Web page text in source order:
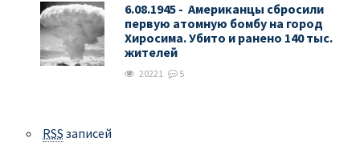
6.08.1945 - Американцы сбросили
первую атомную бомбу на город
Хиросима. Убито и ранено 140 тыс.
жителей
20221 5
RSS записей